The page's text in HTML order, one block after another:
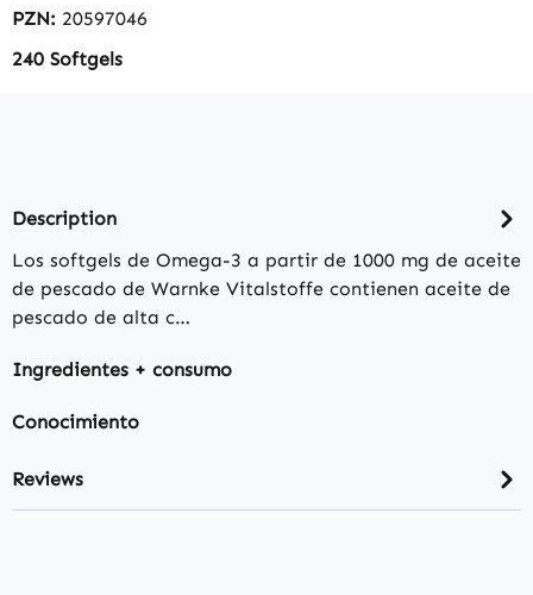
PZN: 20597046
240 Softgels
Description
Los softgels de Omega-3 a partir de 1000 mg de aceite
de pescado de Warnke Vitalstoffe contienen aceite de
pescado de alta c…
Ingredientes + consumo
Conocimiento
Reviews